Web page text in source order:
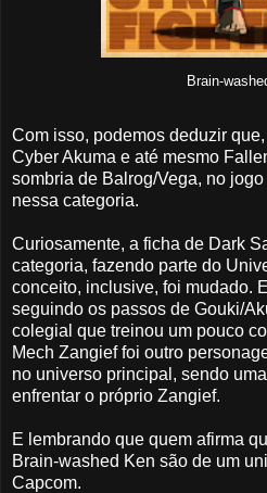
Brain-
Com isso, podemos deduzir
Cyber Akuma e até mesmo
sombria de Balrog/Vega, no
nessa categoria.
Curiosamente, a ficha de Dark
categoria, fazendo parte do
conceito, inclusive, foi mudado.
seguindo os passos de Gouki/
colegial que treinou um pouco
Mech Zangief foi outro
no universo principal, sendo
enfrentar o próprio Zangief.
E lembrando que quem afirma
Brain-washed Ken são de um
Capcom.